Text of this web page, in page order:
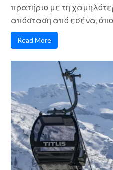
πρατήριο με τη
απόσταση από εσένα,
Read More